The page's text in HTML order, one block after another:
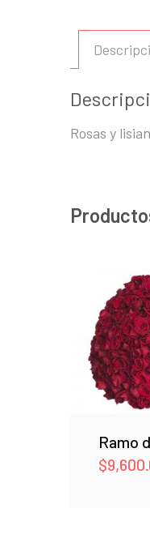
Rosas y
Ramo
$